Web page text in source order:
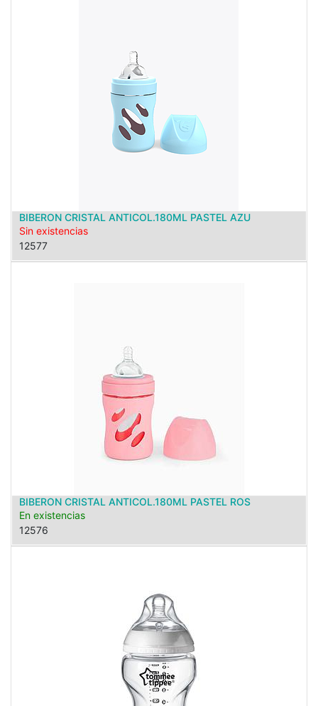
BIBERON CRISTAL ANTICOL.180ML PASTEL AZU
Sin existencias
12577
BIBERON CRISTAL ANTICOL.180ML PASTEL ROS
En existencias
12576